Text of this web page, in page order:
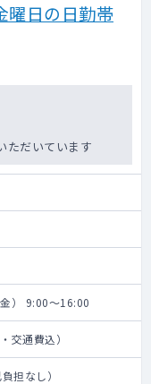
曜日の日勤帯
ただいています
） 9:00～16:00
交通費込）
担なし）